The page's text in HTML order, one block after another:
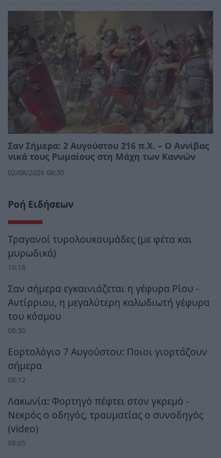
Σαν Σήμερα: 2 Αυγούστου 216 π.Χ. – Ο Αννίβας
νικά τους Ρωμαίους στη Μάχη των Καννών
02/08/2026 08:30
Ροή Ειδήσεων
Τραγανοί τυρολουκουμάδες (με φέτα και
μυρωδικά)
10:18
Σαν σήμερα εγκαινιάζεται η γέφυρα Ρίου -
Αντίρριου, η μεγαλύτερη καλωδιωτή γέφυρα
του κόσμου
08:30
Εορτολόγιο 7 Αυγούστου: Ποιοι γιορτάζουν
σήμερα
08:12
Λακωνία: Φορτηγό πέφτει στον γκρεμό -
Νεκρός ο οδηγός, τραυματίας ο συνοδηγός
(video)
08:05